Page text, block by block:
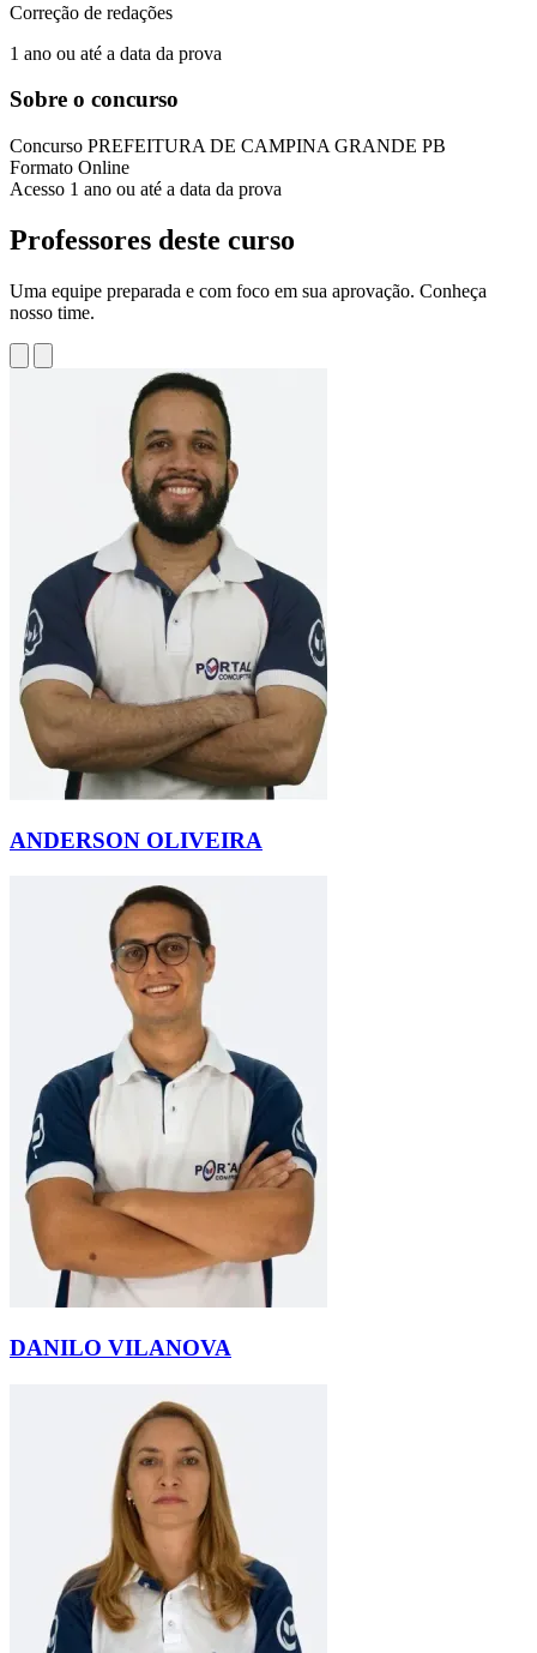
Correção de redações
1 ano ou até a data da prova
Sobre o concurso
Concurso PREFEITURA DE CAMPINA GRANDE PB
Formato Online
Acesso 1 ano ou até a data da prova
Professores deste curso
Uma equipe preparada e com foco em sua aprovação. Conheça
nosso time.
ANDERSON OLIVEIRA
DANILO VILANOVA